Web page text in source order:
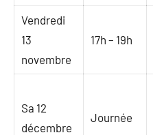
Vendredi
13
novembre
17h – 19h
Sa 12
décembre
Journée